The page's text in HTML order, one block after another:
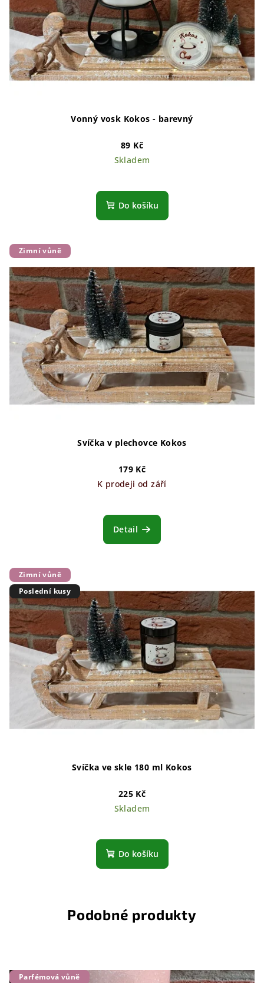
Vonný vosk Kokos - barevný
89 Kč
Skladem
Do košíku
Zimní vůně
Svíčka v plechovce Kokos
179 Kč
K prodeji od září
Detail
Zimní vůně
Poslední kusy
Svíčka ve skle 180 ml Kokos
225 Kč
Skladem
Do košíku
Podobné produkty
Parfémová vůně